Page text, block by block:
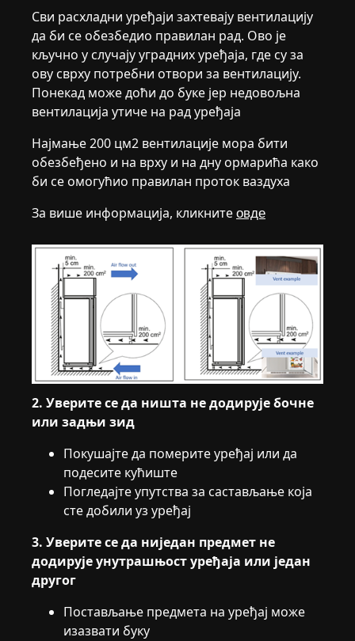
Сви расхладни уређаји захтевају вентилацију
да би се обезбедио правилан рад. Ово је
кључно у случају уградних уређаја, где су за
ову сврху потребни отвори за вентилацију.
Понекад може доћи до буке јер недовољна
вентилација утиче на рад уређаја
Најмање 200 цм2 вентилације мора бити
обезбеђено и на врху и на дну ормарића како
би се омогућио правилан проток ваздуха
За више информација, кликнитеовде
2. Уверите се да ништа не додирује бочне
или задњи зид
Покушајте да померите уређај или да
подесите кућиште
Погледајте упутства за састављање која
сте добили уз уређај
3. Уверите се да ниједан предмет не
додирује унутрашњост уређаја или један
другог
Постављање предмета на уређај може
изазвати буку